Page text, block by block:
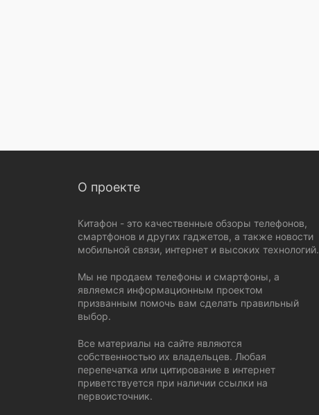
О проекте
Китафон - это качественные обзоры телефонов,
смартфонов и других гаджетов, а также новости
мобильной связи, интернет и высоких технологий.
Мы не продаем телефоны и смартфоны, а
являемся информационным проектом
призванным помочь вам сделать правильный
выбор.
Все материалы на сайте являются
собственностью их владельцев. Любая
перепечатка или цитирование в интернет
приветствуется при наличии ссылки на
первоисточник.